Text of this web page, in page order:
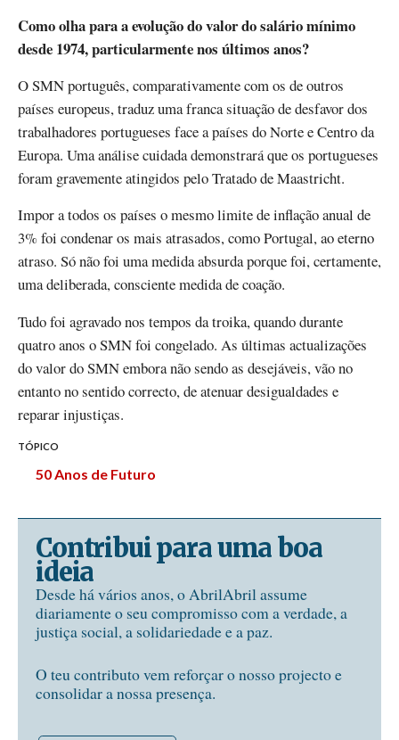
Como olha para a evolução do valor do salário mínimo
desde 1974, particularmente nos últimos anos?
O SMN português, comparativamente com os de outros
países europeus, traduz uma franca situação de desfavor dos
trabalhadores portugueses face a países do Norte e Centro da
Europa. Uma análise cuidada demonstrará que os portugueses
foram gravemente atingidos pelo Tratado de Maastricht.
Impor a todos os países o mesmo limite de inflação anual de
3% foi condenar os mais atrasados, como Portugal, ao eterno
atraso. Só não foi uma medida absurda porque foi, certamente,
uma deliberada, consciente medida de coação.
Tudo foi agravado nos tempos da troika, quando durante
quatro anos o SMN foi congelado. As últimas actualizações
do valor do SMN embora não sendo as desejáveis, vão no
entanto no sentido correcto, de atenuar desigualdades e
reparar injustiças.
TÓPICO
50 Anos de Futuro
Contribui para uma boa
ideia
Desde há vários anos, o AbrilAbril assume
diariamente o seu compromisso com a verdade, a
justiça social, a solidariedade e a paz.
O teu contributo vem reforçar o nosso projecto e
consolidar a nossa presença.